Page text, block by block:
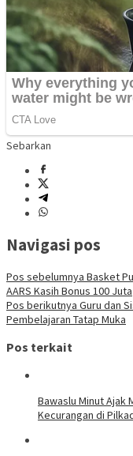
Sebarkan
Navigasi pos
Pos sebelumnya Basket
AARS Kasih Bonus 100 Juta
Pos berikutnya Guru dan
Pembelajaran Tatap Muka
Pos terkait
Bawaslu Minut Ajak
Kecurangan di